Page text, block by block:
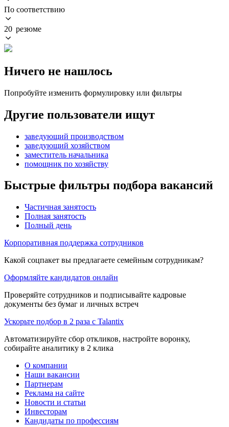
По соответствию
20 резюме
Ничего не нашлось
Попробуйте изменить формулировку или фильтры
Другие пользователи ищут
заведующий производством
заведующий хозяйством
заместитель начальника
помощник по хозяйству
Быстрые фильтры подбора вакансий
Частичная занятость
Полная занятость
Полный день
Корпоративная поддержка сотрудников
Какой соцпакет вы предлагаете семейным сотрудникам?
Оформляйте кандидатов онлайн
Проверяйте сотрудников и подписывайте кадровые
документы без бумаг и личных встреч
Ускорьте подбор в 2 раза с Talantix
Автоматизируйте сбор откликов, настройте воронку,
собирайте аналитику в 2 клика
О компании
Наши вакансии
Партнерам
Реклама на сайте
Новости и статьи
Инвесторам
Кандидаты по профессиям